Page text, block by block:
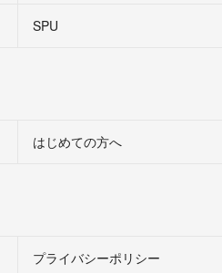
SPU
はじめての方へ
プライバシーポリシー